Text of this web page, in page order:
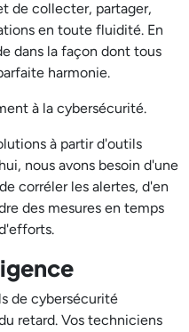
de collecter, partager,
en toute fluidité. En
dans la façon dont tous
harmonie.
à la cybersécurité.
à partir d'outils
nous avons besoin d'une
corréler les alertes, d'en
des mesures en temps
de cybersécurité
retard. Vos techniciens